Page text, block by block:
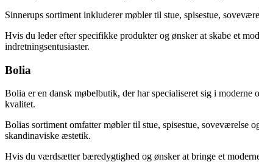
Sinnerups sortiment inkluderer møbler til stue, spisestue,
Hvis du leder efter specifikke produkter og ønsker at skabe et
indretningsentusiaster.
Bolia
Bolia er en dansk møbelbutik, der har specialiseret sig i
kvalitet.
Bolias sortiment omfatter møbler til stue, spisestue, soveværelse
skandinaviske æstetik.
Hvis du værdsætter bæredygtighed og ønsker at bringe et